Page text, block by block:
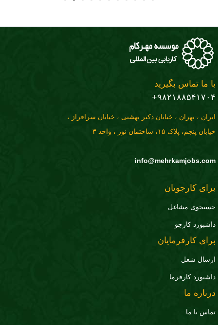
ما تماس بگیرید
، تهران ، خیابان دکتر بهشتی ، خیابان سرافراز ،
پنجم، پلاک ۱۵، ساختمان نور ، واحد ۳
کارجویان
مشاغل
کارجو
کارفرمایان
شغل
کارفرما
ما
با ما